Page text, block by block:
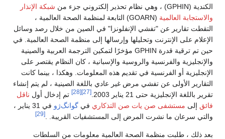
الكندية (GPHIN) ، وهي نظام تحذير إلكتروني جزء من
شبكة الإنذار
والاستجابة العالمية
(GOARN) التابعة لمنظمة الصحة العالمية ،
التقطت تقارير عن "تفشي الإنفلونزا" في الصين من خلال رصد وسائل
الإعلام على الإنترنت وتحليلها وإرسالها إلى منظمة الصحة العالمية. في
حين تم ترقية قدرة GPHIN مؤخرًا لتمكين الترجمة العربية والصينية
والإنجليزية والفرنسية والروسية والإسبانية ، كان النظام يقتصر على
الإنجليزية أو الفرنسية في تقديم هذه المعلومات. وهكذا ، بينما كانت
التقارير الأولى عن تفشي مرض غير عادي باللغة الصينية ، لم يتم إنشاء
تقرير باللغة الإنجليزية حتى 21 يناير 2003.
[27]
[28] تم إدخال أولناقل
فائقإلىمستشفى صن يات صن التذكاريفيگوانگ‌ژو
في 31 يناير ،
والتي سرعان ما نشرت المرض إلى المستشفيات القريبة. .
بعد ذلك ، طلبت منظمة الصحة العالمية معلومات من السلطات